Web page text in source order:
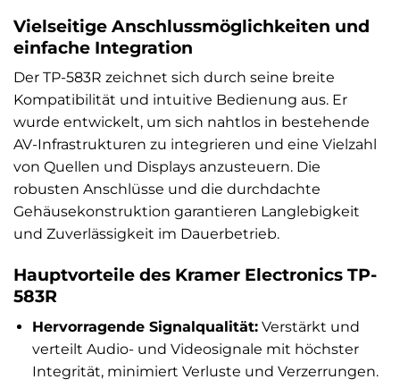
Vielseitige Anschlussmöglichkeiten und
einfache Integration
Der TP-583R zeichnet sich durch seine breite
Kompatibilität und intuitive Bedienung aus. Er
wurde entwickelt, um sich nahtlos in bestehende
AV-Infrastrukturen zu integrieren und eine Vielzahl
von Quellen und Displays anzusteuern. Die
robusten Anschlüsse und die durchdachte
Gehäusekonstruktion garantieren Langlebigkeit
und Zuverlässigkeit im Dauerbetrieb.
Hauptvorteile des Kramer Electronics TP-
583R
Hervorragende Signalqualität:Verstärkt und
verteilt Audio- und Videosignale mit höchster
Integrität, minimiert Verluste und Verzerrungen.